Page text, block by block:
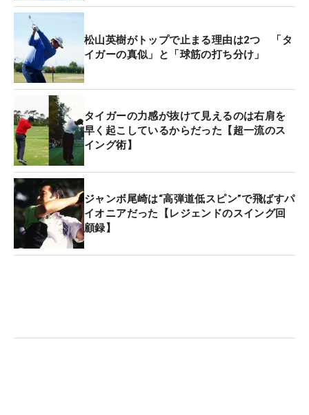
松山選手がフルリリースできているのは、切り返し
でクラブは上がりながら体は左に回るカウンターが
かかって、そのエネルギーをインパクトで解放でき
ているから。この2つの条件が揃わないと、このフ
ォロースルーになりません。大きなフォロースルー
だけを作ろうとするとダフります。
また、松山選手の左手のグリップは薄いんです（他
の選手に比べてウィークグリップ気味）。ダウンス
イングのフェースアングルも少し開いている。これ
は左へのミスを徹底的に嫌っている表れでしょう。
「飛ばしたいけど曲げたくもない」という感じが伝
わってきます。特にフェード系のボールを狙ってい
るときに、球が無駄につかまるのはすごく嫌なこ
松山英樹がトップで止まる理由は2つ 「タ
イガーの真似」と「球筋の打ち分け」
タイガーの力感が抜けて見えるのは右肩を
早く起こしているからだった【超一流のス
イング術】
ジャンボ尾崎は“高弾道低スピン”で飛ばすパ
イオニアだった【レジェンドのスイング回
顧録】